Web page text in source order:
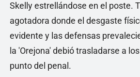
Skelly estrellándose en el poste.
agotadora donde el desgaste
evidente y las defensas
la 'Orejona' debió trasladarse a
punto del penal.